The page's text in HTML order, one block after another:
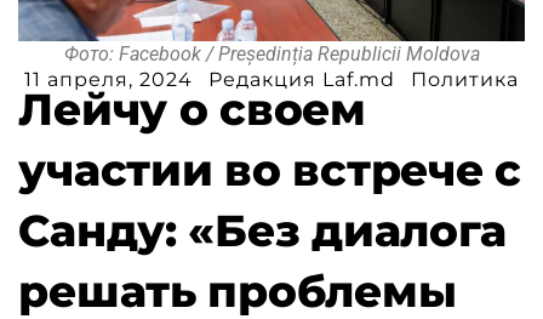
Фото: Facebook / Președinția Republicii Moldova
11 апреля, 2024
Редакция Laf.md Политика
Лейчу о своем
участии во встрече с
Санду: «Без диалога
решать проблемы